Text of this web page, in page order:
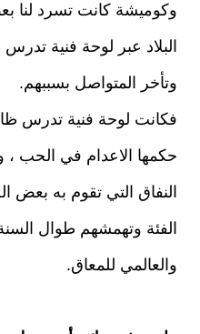
وكوميشة كانت تسرد لنا
البلاد عبر لوحة فنية
وتأخر المتواصل بسببهم.
فكانت لوحة فنية تدرس
حكمها الاعدام في الحب ،
النفاق التي تقوم به بعض
الفئة وتهمشهم طوال
والعالمي للمعاق.